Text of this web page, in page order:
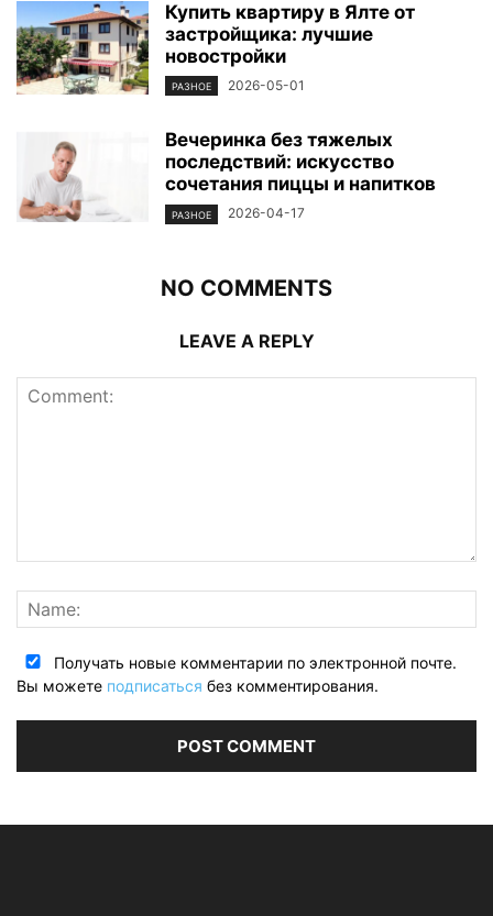
Купить квартиру в Ялте от
застройщика: лучшие
новостройки
РАЗНОЕ 2026-05-01
Вечеринка без тяжелых
последствий: искусство
сочетания пиццы и напитков
РАЗНОЕ 2026-04-17
NO COMMENTS
LEAVE A REPLY
Получать новые комментарии по электронной почте.
Вы можете подписаться без комментирования.